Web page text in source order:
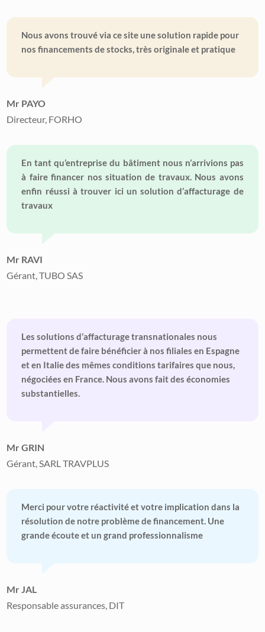
Nous avons trouvé via ce site une solution rapide pour
nos financements de stocks, très originale et pratique
Mr PAYO
Directeur, FORHO
En tant qu’entreprise du bâtiment nous n’arrivions pas
à faire financer nos situation de travaux. Nous avons
enfin réussi à trouver ici un solution d’affacturage de
travaux
Mr RAVI
Gérant, TUBO SAS
Les solutions d’affacturage transnationales nous
permettent de faire bénéficier à nos filiales en Espagne
et en Italie des mêmes conditions tarifaires que nous,
négociées en France. Nous avons fait des économies
substantielles.
Mr GRIN
Gérant, SARL TRAVPLUS
Merci pour votre réactivité et votre implication dans la
résolution de notre problème de financement. Une
grande écoute et un grand professionnalisme
Mr JAL
Responsable assurances, DIT